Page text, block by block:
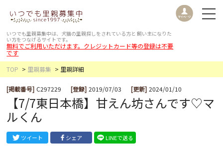
いつでも里親募集中は、犬猫の里親探しをされている方と 飼い主になりた
い方をつなげるサイトです。
無料でご利用いただけます。クレジットカード等の登録は不要
です
TOP
里親募集 里親詳細
[掲載番号] C297229 [登録] 2019/07/03 [更新] 2024/01/10
【7/7東日本橋】甘えん坊さんです♡マ
ルくん
ツイート シェア LINEで送る